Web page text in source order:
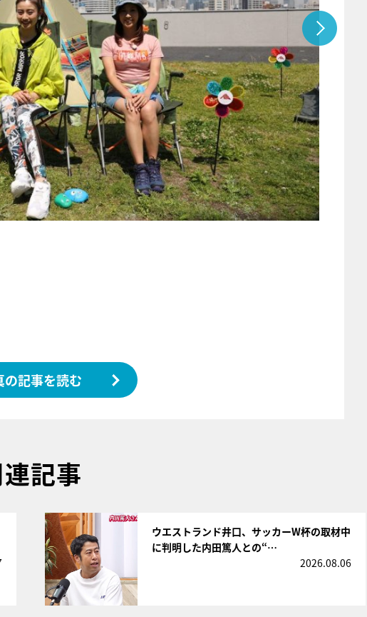
の記事を読む
記事
ウエストランド井口、サッカーW杯の取材中
に判明した内田篤人との“…
2026.08.06
『アイ＝ラブ！げーみんぐ』＝LOV
E齋藤樹愛羅＆佐々木舞香SPインタ
ビュー